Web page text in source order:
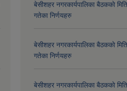
बे‍‍सीशहर नगरकार्यपालिका बैठककाे
गतेका निर्णयहरु
बे‍‍सीशहर नगरकार्यपालिका बैठककाे
गतेका निर्णयहरु
बे‍‍सीशहर नगरकार्यपालिका बैठककाे